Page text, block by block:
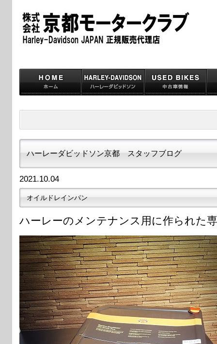
ハーレーダビッドソン京都 スタッフブログ
2021.10.04
オイルドレインパン
ハーレーのメンテナンス用に作られた